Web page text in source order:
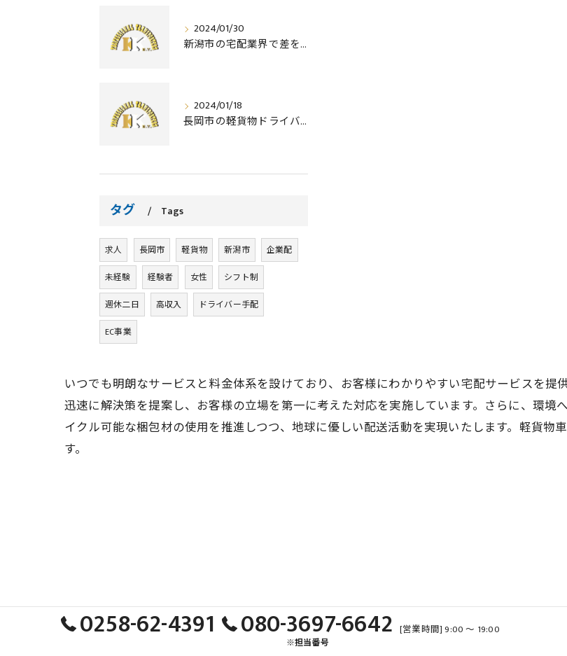
2024/01/30
新潟市の宅配業界で差をつける！配達ドライバーに必要な資格とは？
2024/01/18
長岡市の軽貨物ドライバー｜業務委託、求人しております！
タグ Tags
求人 長岡市 軽貨物 新潟市
企業配
未経験
経験者 女性
シフト制
週休二日
高収入
ドライバー手配
EC事業
いつでも明朗なサービスと料金体系を設けており、お客様にわかりやすい宅配サービスを提
迅速に解決策を提案し、お客様の立場を第一に考えた対応を実施しています。さらに、環境
イクル可能な梱包材の使用を推進しつつ、地球に優しい配送活動を実現いたします。軽貨物
す。
0258-62-4391 080-3697-6642
※担当番号
[営業時間] 9:00 ～ 19:00